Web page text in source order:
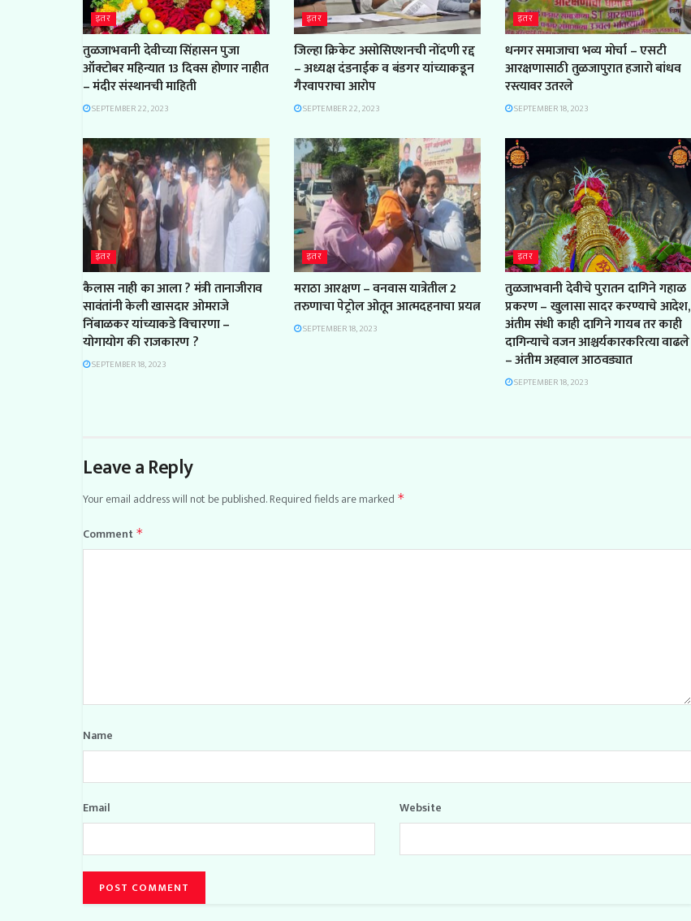
इतर
तुळजाभवानी देवीच्या सिंहासन पुजा
ऑक्टोबर महिन्यात 13 दिवस होणार नाहीत
– मंदीर संस्थानची माहिती
SEPTEMBER 22, 2023
इतर
जिल्हा क्रिकेट असोसिएशनची नोंदणी रद्द
– अध्यक्ष दंडनाईक व बंडगर यांच्याकडून
गैरवापराचा आरोप
SEPTEMBER 22, 2023
इतर
धनगर समाजाचा भव्य मोर्चा – एसटी
आरक्षणासाठी तुळजापुरात हजारो बांधव
रस्त्यावर उतरले
SEPTEMBER 18, 2023
इतर
कैलास नाही का आला ? मंत्री तानाजीराव
सावंतांनी केली खासदार ओमराजे
निंबाळकर यांच्याकडे विचारणा –
योगायोग की राजकारण ?
SEPTEMBER 18, 2023
इतर
मराठा आरक्षण – वनवास यात्रेतील 2
तरुणाचा पेट्रोल ओतून आत्मदहनाचा प्रयत्न
SEPTEMBER 18, 2023
इतर
तुळजाभवानी देवीचे पुरातन दागिने गहाळ
प्रकरण – खुलासा सादर करण्याचे आदेश,
अंतीम संधी काही दागिने गायब तर काही
दागिन्याचे वजन आश्चर्यकारकरित्या वाढले
– अंतीम अहवाल आठवड्यात
SEPTEMBER 18, 2023
Leave a Reply
Your email address will not be published.Required fields are marked *
Comment *
Name
Email Website